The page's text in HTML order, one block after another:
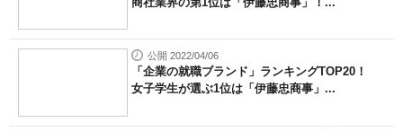
公開 2022/04/06
「企業の就職ブランド」ランキングTOP20！
女子学生が選ぶ1位は「伊藤忠商事」...